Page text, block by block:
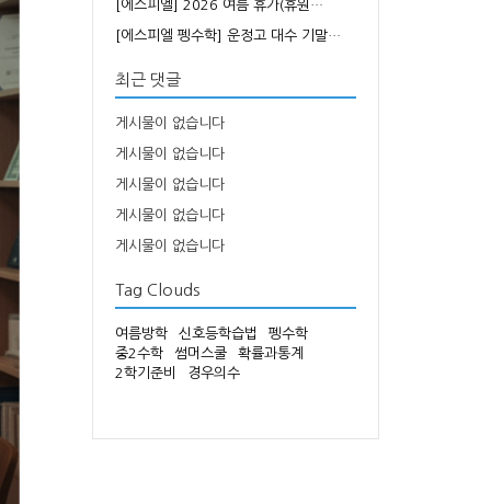
[에스피엘] 2026 여름 휴가(휴원…
[에스피엘 펭수학] 운정고 대수 기말…
최근 댓글
게시물이 없습니다
게시물이 없습니다
게시물이 없습니다
게시물이 없습니다
게시물이 없습니다
Tag Clouds
여름방학 신호등학습법
펭수학
중2수학
썸머스쿨
확률과통계
2학기준비
경우의수